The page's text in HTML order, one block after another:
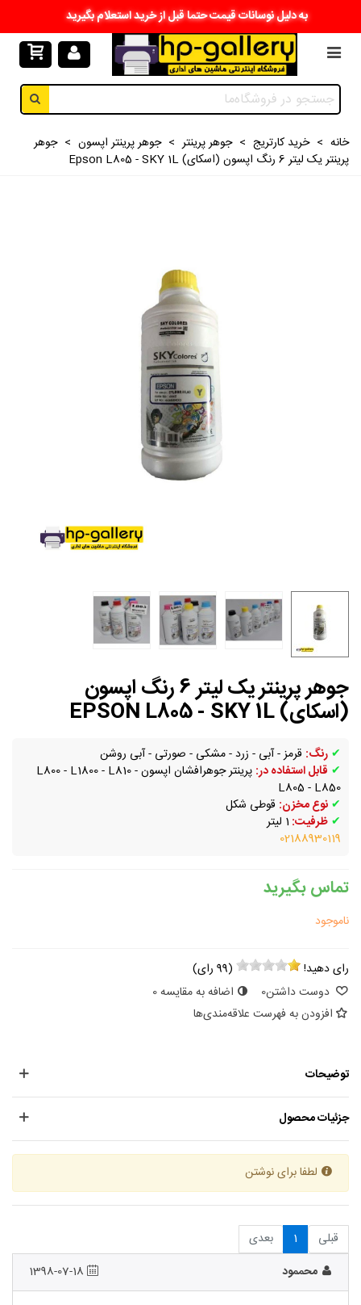
به دلیل نوسانات قیمت حتما قبل از خرید استعلام بگیرید
خانه > خرید کارتریج > جوهر پرینتر > جوهر پرینتر اپسون > جوهر
پرینتر یک لیتر 6 رنگ اپسون (اسکای) Epson L805 - SKY 1L
جوهر پرینتر یک لیتر 6 رنگ اپسون
(اسکای) EPSON L805 - SKY 1L
✔ رنگ: قرمز - آبی - زرد - مشکی - صورتی - آبی روشن
✔ قابل استفاده در:
پرینتر جوهرافشان اپسون L800 - L1800 - L810 -
L805 - L850
✔ نوع مخزن: قوطی شکل
✔ ظرفیت: 1 لیتر
02188930119
تماس بگیرید
ناموجود
رای دهید! (
99 رای)
دوست داشتن0 اضافه به مقایسه0
افزودن به فهرست علاقه‌مندی‌ها
توضیحات
جزئیات محصول
لطفا برای نوشتن
قبلی 1
بعدی
محممود